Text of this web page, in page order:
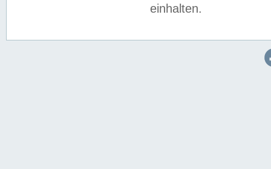
einhalten.